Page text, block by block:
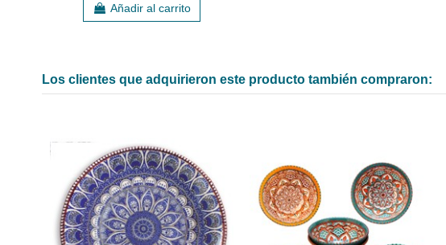
Añadir al carrito
Los clientes que adquirieron este producto también compraron: